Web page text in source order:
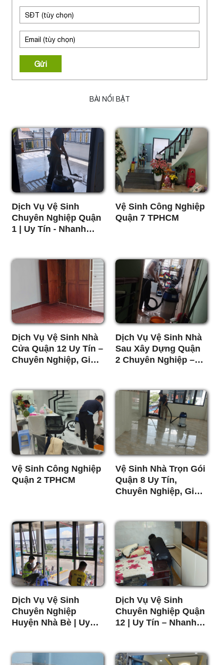
Gửi
BÀI NỔI BẬT
Dịch Vụ Vệ Sinh
Chuyên Nghiệp Quận
1 | Uy Tín - Nhanh
Vệ Sinh Công Nghiệp
Quận 7 TPHCM
Dịch Vụ Vệ Sinh Nhà
Cửa Quận 12 Uy Tín –
Chuyên Nghiệp, Giá
Dịch Vụ Vệ Sinh Nhà
Sau Xây Dựng Quận
2 Chuyên Nghiệp –
Vệ Sinh Công Nghiệp
Quận 2 TPHCM
Vệ Sinh Nhà Trọn Gói
Quận 8 Uy Tín,
Chuyên Nghiệp, Giá
Dịch Vụ Vệ Sinh
Chuyên Nghiệp
Huyện Nhà Bè | Uy
Dịch Vụ Vệ Sinh
Chuyên Nghiệp Quận
12 | Uy Tín – Nhanh –